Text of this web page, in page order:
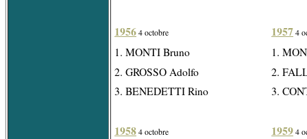
1956 4 octobre
1. MONTI Bruno
2. GROSSO Adolfo
3. BENEDETTI Rino
1958 4 octobre
1957 4
1.
2.
3.
1959 4